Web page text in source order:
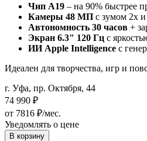
Чип A19 – на 90% быстрее
Камеры 48 МП с зумом 2x
Автономность 30 часов +
Экран 6.3" 120 Гц с
ИИ Apple Intelligence с
Идеален для творчества, игр и
г. Уфа, пр. Октября, 44
74 990 ₽
от 7816 ₽/мес.
Уведомлять о цене
В корзину